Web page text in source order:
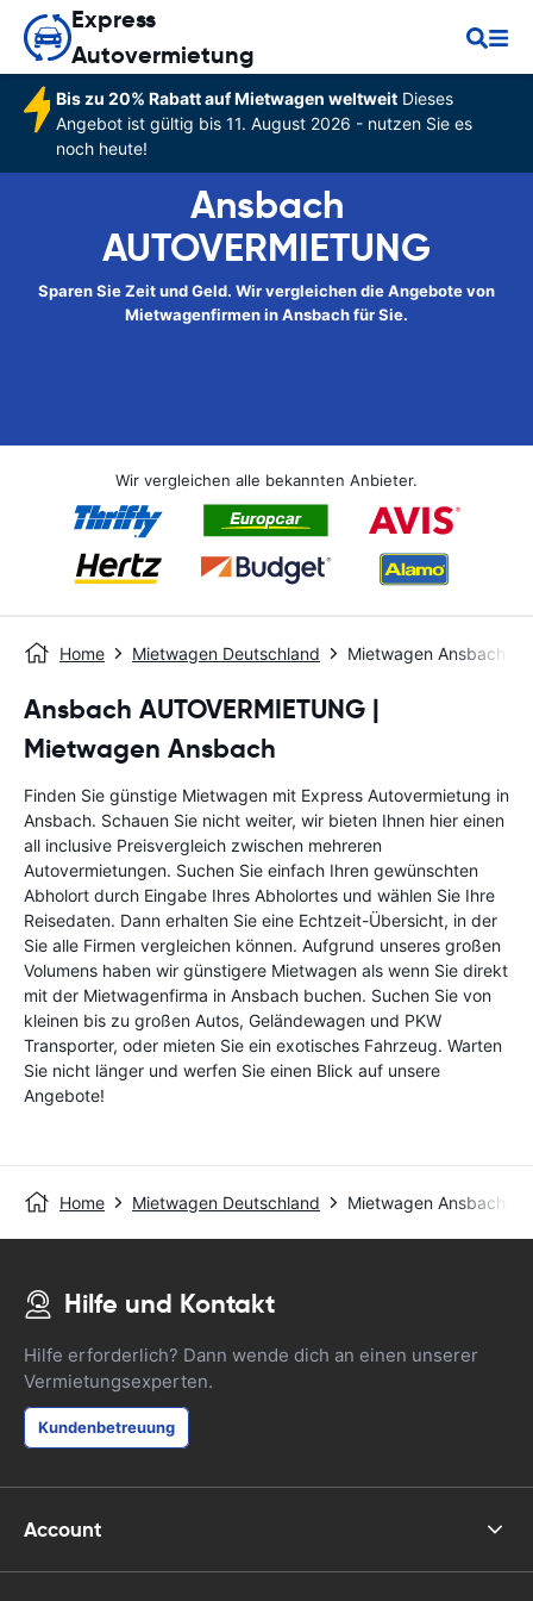
Express
Autovermietung
Bis zu 20% Rabatt auf Mietwagen weltweitDieses
Angebot ist gültig bis 11. August 2026 - nutzen Sie es
noch heute!
Ansbach
AUTOVERMIETUNG
Sparen Sie Zeit und Geld. Wir vergleichen die Angebote von
Mietwagenfirmen in Ansbach für Sie.
Wir vergleichen alle bekannten Anbieter.
Home Mietwagen Deutschland Mietwagen Ansbach
Ansbach AUTOVERMIETUNG |
Mietwagen Ansbach
Finden Sie günstige Mietwagen mit Express Autovermietung in
Ansbach. Schauen Sie nicht weiter, wir bieten Ihnen hier einen
all inclusive Preisvergleich zwischen mehreren
Autovermietungen. Suchen Sie einfach Ihren gewünschten
Abholort durch Eingabe Ihres Abholortes und wählen Sie Ihre
Reisedaten. Dann erhalten Sie eine Echtzeit-Übersicht, in der
Sie alle Firmen vergleichen können. Aufgrund unseres großen
Volumens haben wir günstigere Mietwagen als wenn Sie direkt
mit der Mietwagenfirma in Ansbach buchen. Suchen Sie von
kleinen bis zu großen Autos, Geländewagen und PKW
Transporter, oder mieten Sie ein exotisches Fahrzeug. Warten
Sie nicht länger und werfen Sie einen Blick auf unsere
Angebote!
Home Mietwagen Deutschland Mietwagen Ansbach
Hilfe und Kontakt
Hilfe erforderlich? Dann wende dich an einen unserer
Vermietungsexperten.
Kundenbetreuung
Account